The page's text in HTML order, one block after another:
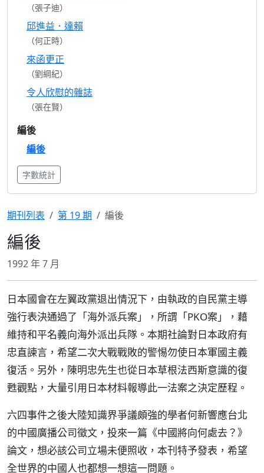
（張子迪）
邱進益．達賴
（何正時）
來函更正
（劉綱紀）
令人欣慰的雜誌
（張在賢）
編後
編後
字數統計
期刊列表 第 19 期 編後
編後
1992 年 7 月
日本國會在左翼政黨退出情況下，由執政的自民黨主導
強行表決通過了「海外派兵案」，所謂「PKO案」，藉
維持和平名義向海外派出兵隊。本期社論對日本政府有
忠直諫言，希望二次大戰戰敗的警惕勿使日本軍國主義
復活。另外，陳明忠先生也從日本草根法西斯意識的復
甦觀點，大量引用日本材料報導此一法案之決定歷程。
六四事件之後大陸知識界爭議頗強的學者何新響應台北
的中國廣播公司徵文，投來一篇《中國將向何處去？》
論文，想必該公司立場未便照收，本刊特予發表，希望
全世界的中國人也都想一想這一問題。